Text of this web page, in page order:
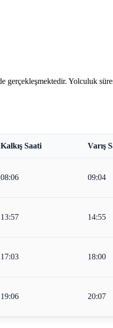
gerçekleşmektedir. Yolculuk
Kalkış Saati Varış
08:06 09:04
13:57 14:55
17:03 18:00
19:06 20:07